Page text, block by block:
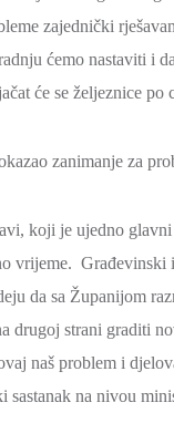
zajednički
ćemo nastaviti i
će se željeznice po
zanimanje za
koji je ujedno
vrijeme.
da sa Županijom
drugoj strani graditi
naš problem i
na nivou